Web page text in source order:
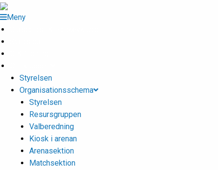
Meny
Styrelsen
Organisationsschema
Styrelsen
Resursgruppen
Valberedning
Kiosk i arenan
Arenasektion
Matchsektion